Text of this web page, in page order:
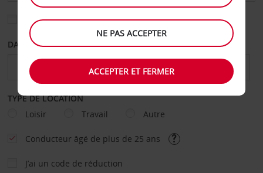
Sélectionnez une autre agence de retour
DATE DE DÉPART DATE DE RETOUR
TYPE DE LOCATION
Loisir
Travail Autre
Conducteur âgé de plus de 25 ans
J’ai un code de réduction
NE PAS ACCEPTER
ACCEPTER ET FERMER